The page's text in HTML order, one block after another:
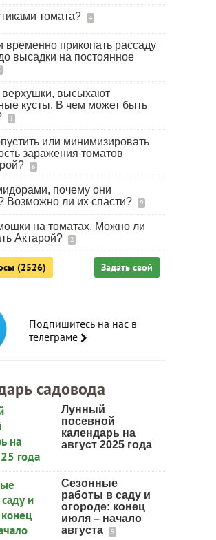
томата? 4
временно прикопать рассаду
высадки на постоянное
высыхают
кусты. В чем может быть
1
или минимизировать
заражения томатов
6
почему они
Возможно ли их спасти?
9
на томатах. Можно ли
Актарой?
2
(2526) Задать свой
Подпишитесь на нас в
телеграме
садовода
Лунный
посевной
календарь на
август 2025 года
Сезонные
работы в саду и
огороде: конец
июля – начало
августа
9